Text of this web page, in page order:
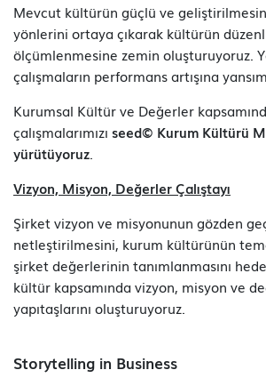
Mevcut kültürün güçlü ve
yönlerini ortaya çıkarak kültürün
ölçümlenmesine zemin oluşturuyoruz.
çalışmaların performans artışına
Kurumsal Kültür ve Değerler
çalışmalarımızı seed© Kurum Kültürü
yürütüyoruz.
Vizyon, Misyon, Değerler Çalıştayı
Şirket vizyon ve misyonunun gözden
netleştirilmesini, kurum kültürünün
şirket değerlerinin tanımlanmasını
kültür kapsamında vizyon, misyon ve
yapıtaşlarını oluşturuyoruz.
Storytelling in Business